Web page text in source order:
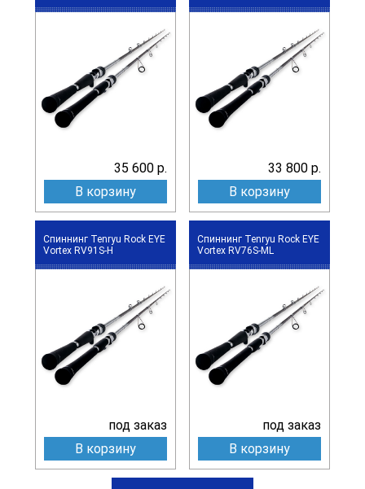
35 600 р.
В корзину
33 800 р.
В корзину
Спиннинг Tenryu Rock EYE
Vortex RV91S-H
под заказ
В корзину
Спиннинг Tenryu Rock EYE
Vortex RV76S-ML
под заказ
В корзину